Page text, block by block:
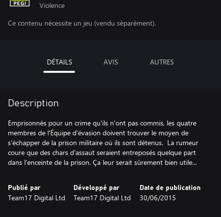
Violence
Ce contenu nécessite un jeu (vendu séparément).
DÉTAILS AVIS AUTRES
Description
Emprisonnés pour un crime qu'ils n'ont pas commis, les quatre
membres de l'Équipe d'évasion doivent trouver le moyen de
s'échapper de la prison militaire où ils sont détenus. La rumeur
coure que des chars d'assaut seraient entreposés quelque part
dans l'enceinte de la prison. Ça leur serait sûrement bien utile...
Publié par
Team17 Digital Ltd
Développé par
Team17 Digital Ltd
Date de publication
30/06/2015